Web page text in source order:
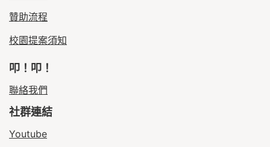
贊助流程
校園提案須知
叩！叩！
聯絡我們
社群連結
Youtube